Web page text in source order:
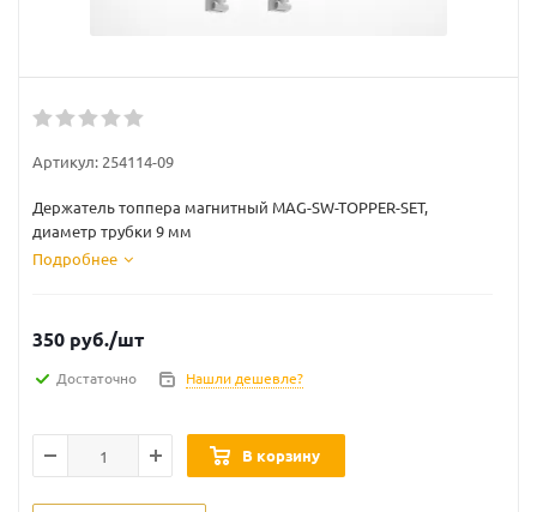
Артикул: 254114-09
Держатель топпера магнитный MAG-SW-TOPPER-SET,
диаметр трубки 9 мм
Подробнее
350 руб./шт
Достаточно Нашли дешевле?
В корзину